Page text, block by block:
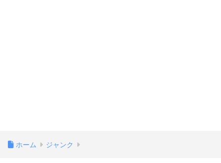
ホーム ジャンク